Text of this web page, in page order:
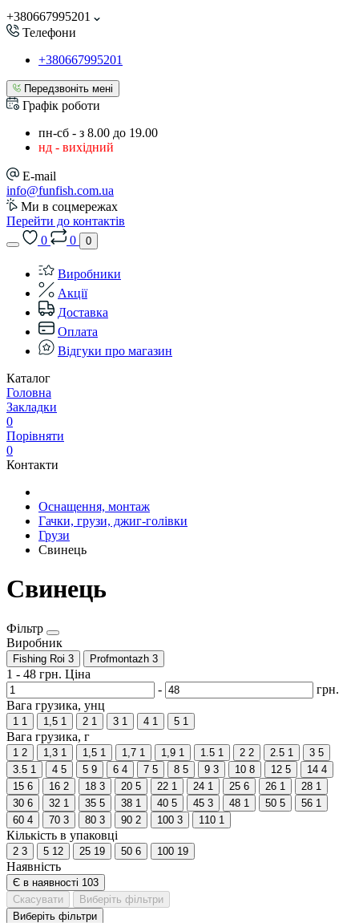
+380667995201
Телефони
+380667995201
Передзвоніть мені
Графік роботи
пн-сб - з 8.00 до 19.00
нд - вихідний
E-mail
info@funfish.com.ua
Ми в соцмережах
Перейти до контактів
0
0 0
Виробники
Акції
Доставка
Оплата
Відгуки про магазин
Каталог
Головна
Закладки
0
Порівняти
0
Контакти
Оснащення, монтаж
Гачки, грузи, джиг-голівки
Грузи
Свинець
Свинець
Фільтр
Виробник
Fishing Roi 3 Profmontazh 3
1 - 48 грн. Ціна
-
грн.
Вага грузика, унц
1 1 1,5 1 2 1 3 1 4 1 5 1
Вага грузика, г
1 2 1,3 1 1,5 1 1,7 1 1,9 1 1.5 1 2 2 2.5 1 3 5
3.5 1 4 5 5 9 6 4 7 5 8 5 9 3 10 8 12 5 14 4
15 6 16 2 18 3 20 5 22 1 24 1 25 6 26 1 28 1
30 6 32 1 35 5 38 1 40 5 45 3 48 1 50 5 56 1
60 4 70 3 80 3 90 2 100 3 110 1
Кількість в упаковці
2 3 5 12 25 19 50 6 100 19
Наявність
Є в наявності 103
Скасувати
Виберіть фільтри
Виберіть фільтри